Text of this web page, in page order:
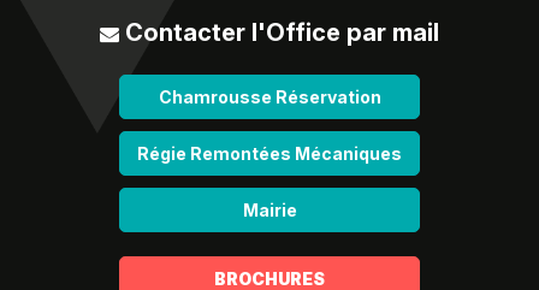
Contacter l'Office par mail
Chamrousse Réservation
Régie Remontées Mécaniques
Mairie
BROCHURES